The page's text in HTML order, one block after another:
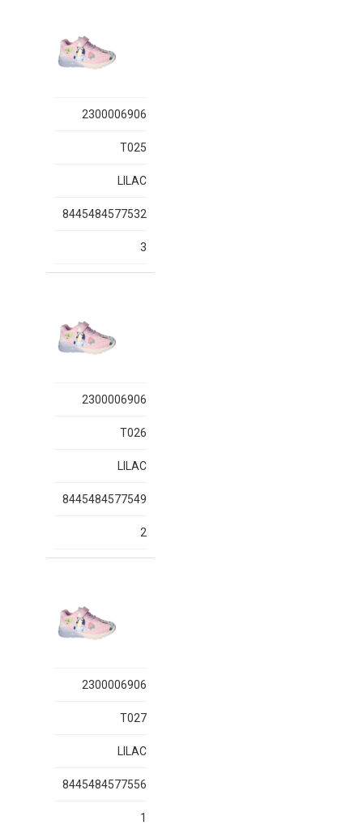
2300006906
T025
LILAC
8445484577532
3
2300006906
T026
LILAC
8445484577549
2
2300006906
T027
LILAC
8445484577556
1